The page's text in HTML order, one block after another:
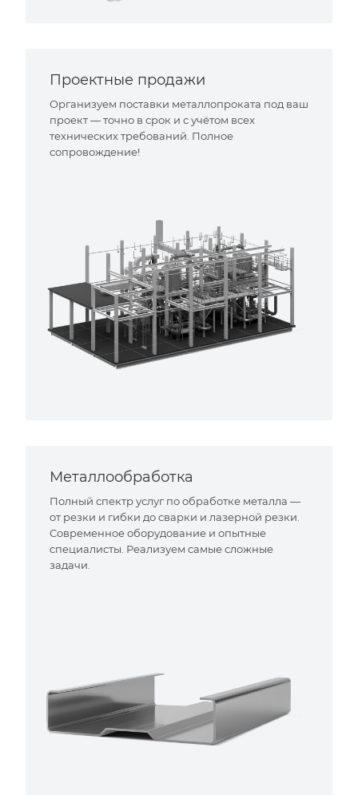
Проектные продажи
Организуем поставки металлопроката под ваш
проект — точно в срок и с учётом всех
технических требований. Полное
сопровождение!
Металлообработка
Полный спектр услуг по обработке металла —
от резки и гибки до сварки и лазерной резки.
Современное оборудование и опытные
специалисты. Реализуем самые сложные
задачи.